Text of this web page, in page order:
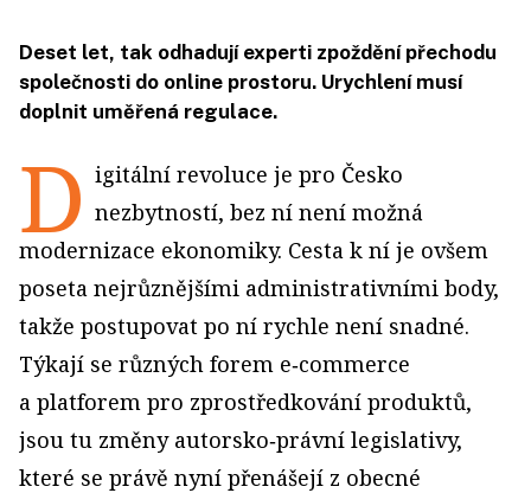
Deset let, tak odhadují experti zpoždění přechodu
společnosti do online prostoru. Urychlení musí
doplnit uměřená regulace.
D igitální revoluce je pro Česko
nezbytností, bez ní není možná
modernizace ekonomiky. Cesta k ní je ovšem
poseta nejrůznějšími administrativními body,
takže postupovat po ní rychle není snadné.
Týkají se různých forem e‑commerce
a platforem pro zprostředkování produktů,
jsou tu změny autorsko‑právní legislativy,
které se právě nyní přenášejí z obecné